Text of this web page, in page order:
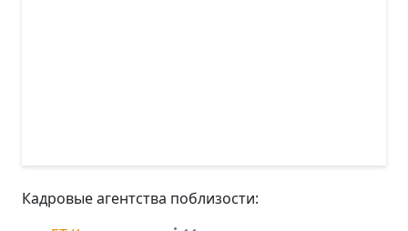
Кадровые агентства поблизости: